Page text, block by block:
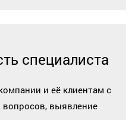
специалиста
и её клиентам с
вопросов, выявление